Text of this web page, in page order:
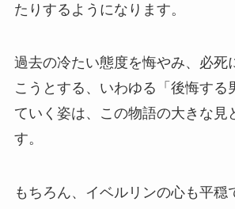
たりするようになります。
過去の冷たい態度を悔やみ、必死
こうとする、いわゆる「後悔する
ていく姿は、この物語の大きな見
す。
もちろん、イベルリンの心も平穏